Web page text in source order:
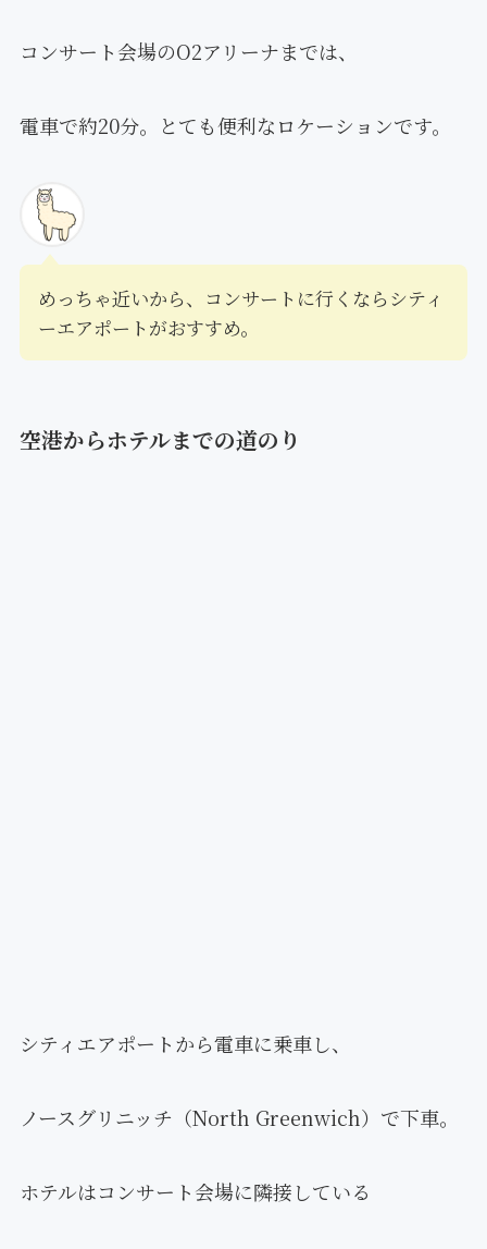
コンサート会場のO2アリーナまでは、
電車で約20分。とても便利なロケーションです。
めっちゃ近いから、コンサートに行くならシティ
ーエアポートがおすすめ。
空港からホテルまでの道のり
シティエアポートから電車に乗車し、
ノースグリニッチ（North Greenwich）で下車。
ホテルはコンサート会場に隣接している